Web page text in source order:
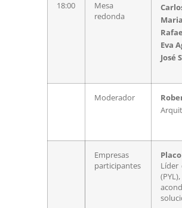
18:00
Mesa
redonda
Eva
José
Moderador
Empresas
participantes
Líder